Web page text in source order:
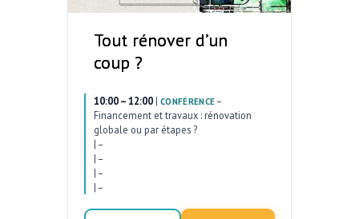
Tout rénover d’un
coup ?
10:00 – 12:00 | CONFÉRENCE –
Financement et travaux : rénovation
globale ou par étapes ?
| –
| –
| –
| –